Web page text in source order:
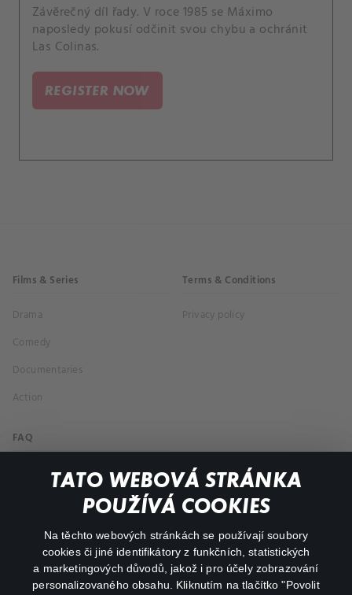
TATO WEBOVÁ STRÁNKA
POUŽÍVÁ COOKIES
Na těchto webových stránkách se používají soubory
cookies či jiné identifikátory z funkčních, statistických
a marketingových důvodů, jakož i pro účely zobrazování
personalizovaného obsahu. Kliknutím na tlačítko "Povolit
Závěrečný díl řady. V roce 1985 se Máximo
naposledy pokusí odčinit svou chybu a ochránit
Las Colinas.
REGISTER NOW
Films & Series
Drama
Comedy
Documentaries
Action
Terms & Conditions
Privacy policy
FAQ
My profile
facebookinstagram